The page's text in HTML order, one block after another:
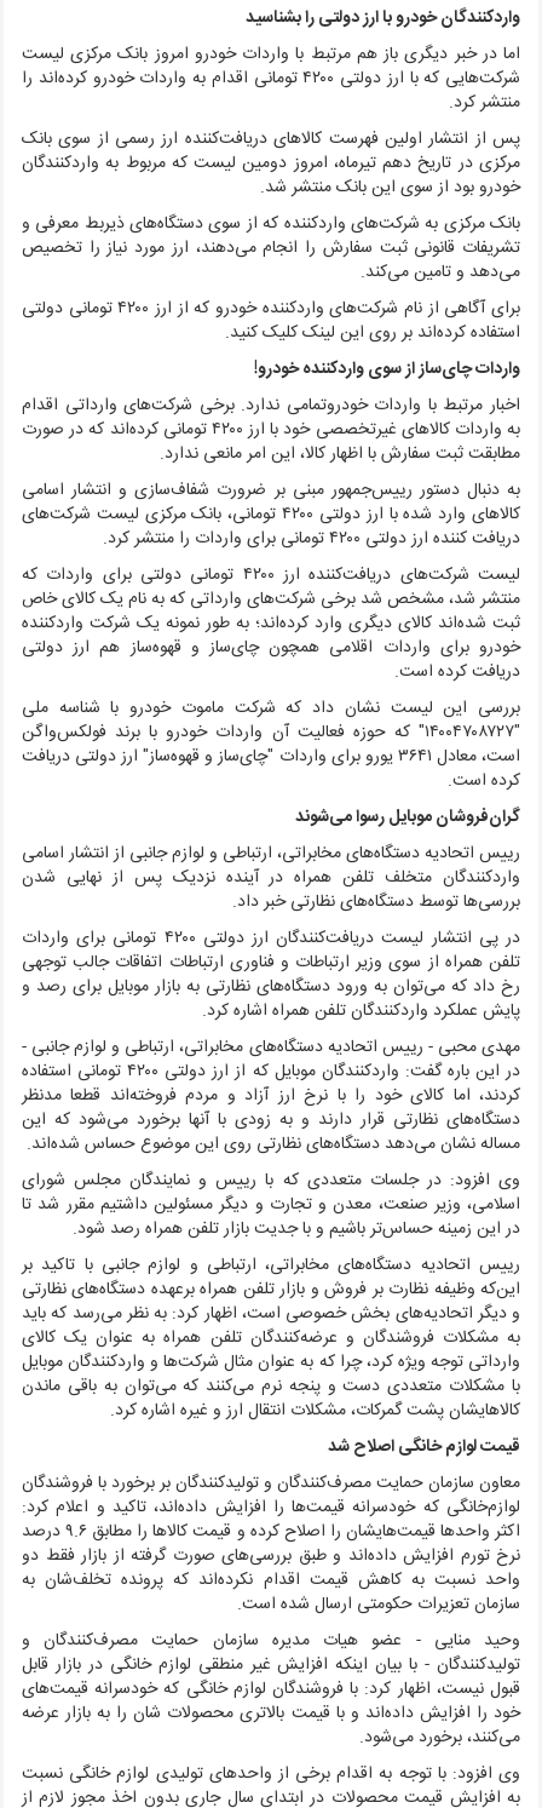
واردکنندگان خودرو با ارز دولتی را بشناسید
اما در خبر دیگری باز هم مرتبط با واردات خودرو امروز بانک مرکزی لیست
شرکت‌هایی که با ارز دولتی ۴۲۰۰ تومانی اقدام به واردات خودرو کرده‌اند را
منتشر کرد.
پس از انتشار اولین فهرست کالاهای دریافت‌کننده ارز رسمی از سوی بانک
مرکزی در تاریخ دهم تیرماه، امروز دومین لیست که مربوط به واردکنندگان
خودرو بود از سوی این بانک منتشر شد.
بانک مرکزی به شرکت‌های واردکننده که از سوی دستگاه‌های ذیربط معرفی و
تشریفات قانونی ثبت سفارش را انجام می‌دهند، ارز مورد نیاز را تخصیص
می‌دهد و تامین می‌کند.
برای آگاهی از نام شرکت‌های واردکننده خودرو که از ارز ۴۲۰۰ تومانی دولتی
استفاده کرده‌اند بر روی این لینک کلیک کنید.
واردات چای‌ساز از سوی واردکننده خودرو!
اخبار مرتبط با واردات خودروتمامی ندارد. برخی شرکت‌های وارداتی اقدام
به واردات کالاهای غیرتخصصی خود با ارز ۴۲۰۰ تومانی کرده‌اند که در صورت
مطابقت ثبت سفارش با اظهار کالا، این امر مانعی ندارد.
به دنبال دستور رییس‌جمهور مبنی بر ضرورت شفاف‌سازی و انتشار اسامی
کالاهای وارد شده با ارز دولتی ۴۲۰۰ تومانی، بانک مرکزی لیست شرکت‌های
دریافت کننده ارز دولتی ۴۲۰۰ تومانی برای واردات را منتشر کرد.
لیست شرکت‌های دریافت‌کننده ارز ۴۲۰۰ تومانی دولتی برای واردات که
منتشر شد، مشخص شد برخی شرکت‌های وارداتی که به نام یک کالای خاص
ثبت شده‌اند کالای دیگری وارد کرده‌اند؛ به طور نمونه یک شرکت واردکننده
خودرو برای واردات اقلامی همچون چای‌ساز و قهوه‌ساز هم ارز دولتی
دریافت کرده است.
بررسی این لیست نشان داد که شرکت ماموت خودرو با شناسه ملی
"۱۴۰۰۴۷۰۸۷۲۷" که حوزه فعالیت آن واردات خودرو با برند فولکس‌واگن
است، معادل ۳۶۴۱ یورو برای واردات "چای‌ساز و قهوه‌ساز" ارز دولتی دریافت
کرده است.
گران‌فروشان موبایل رسوا می‌شوند
رییس اتحادیه دستگاه‌های مخابراتی، ارتباطی و لوازم جانبی از انتشار اسامی
واردکنندگان متخلف تلفن همراه در آینده نزدیک پس از نهایی شدن
بررسی‌ها توسط دستگاه‌های نظارتی خبر داد.
در پی انتشار لیست دریافت‌کنندگان ارز دولتی ۴۲۰۰ تومانی برای واردات
تلفن همراه از سوی وزیر ارتباطات و فناوری ارتباطات اتفاقات جالب توجهی
رخ داد که می‌توان به ورود دستگاه‌های نظارتی به بازار موبایل برای رصد و
پایش عملکرد واردکنندگان تلفن همراه اشاره کرد.
مهدی محبی - رییس اتحادیه دستگاه‌های مخابراتی، ارتباطی و لوازم جانبی -
در این باره گفت: واردکنندگان موبایل که از ارز دولتی ۴۲۰۰ تومانی استفاده
کردند، اما کالای خود را با نرخ ارز آزاد و مردم فروخته‌اند قطعا مدنظر
دستگاه‌های نظارتی قرار دارند و به زودی با آنها برخورد می‌شود که این
مساله نشان می‌دهد دستگاه‌های نظارتی روی این موضوع حساس شده‌اند.
وی افزود: در جلسات متعددی که با رییس و نمایندگان مجلس شورای
اسلامی، وزیر صنعت، معدن و تجارت و دیگر مسئولین داشتیم مقرر شد تا
در این زمینه حساس‌تر باشیم و با جدیت بازار تلفن همراه رصد شود.
رییس اتحادیه دستگاه‌های مخابراتی، ارتباطی و لوازم جانبی با تاکید بر
این‌که وظیفه نظارت بر فروش و بازار تلفن همراه برعهده دستگاه‌های نظارتی
و دیگر اتحادیه‌های بخش خصوصی است، اظهار کرد: به نظر می‌رسد که باید
به مشکلات فروشندگان و عرضه‌کنندگان تلفن همراه به عنوان یک کالای
وارداتی توجه ویژه کرد، چرا که به عنوان مثال شرکت‌ها و واردکنندگان موبایل
با مشکلات متعددی دست ‌و پنجه نرم می‌کنند که می‌توان به باقی‌ ماندن
کالاهایشان پشت گمرکات، مشکلات انتقال ارز و غیره اشاره کرد.
قیمت لوازم خانگی اصلاح شد
معاون سازمان حمایت مصرف‌کنندگان و تولیدکنندگان بر برخورد با فروشندگان
لوازم‌خانگی که خودسرانه قیمت‌ها را افزایش داده‌اند، تاکید و اعلام کرد:
اکثر واحدها قیمت‌هایشان را اصلاح کرده و قیمت‌ کالاها را مطابق ۹.۶ درصد
نرخ تورم افزایش داده‌اند و طبق بررسی‌های صورت گرفته از بازار فقط دو
واحد نسبت به کاهش قیمت‌ اقدام نکرده‌اند که پرونده تخلف‌شان به
سازمان تعزیرات حکومتی ارسال شده است.
وحید منایی - عضو هیات مدیره سازمان حمایت مصرف‌کنندگان و
تولیدکنندگان - با بیان اینکه افزایش غیر منطقی لوازم خانگی در بازار قابل
قبول نیست، اظهار کرد: با فروشندگان لوازم خانگی که خودسرانه قیمت‌های
خود را افزایش داده‌اند و با قیمت بالاتری محصولات شان را به بازار عرضه
می‌کنند، برخورد می‌شود.
وی افزود: با توجه به اقدام برخی از واحدهای تولیدی لوازم خانگی نسبت
به افزایش قیمت محصولات در ابتدای سال جاری بدون اخذ مجوز لازم از